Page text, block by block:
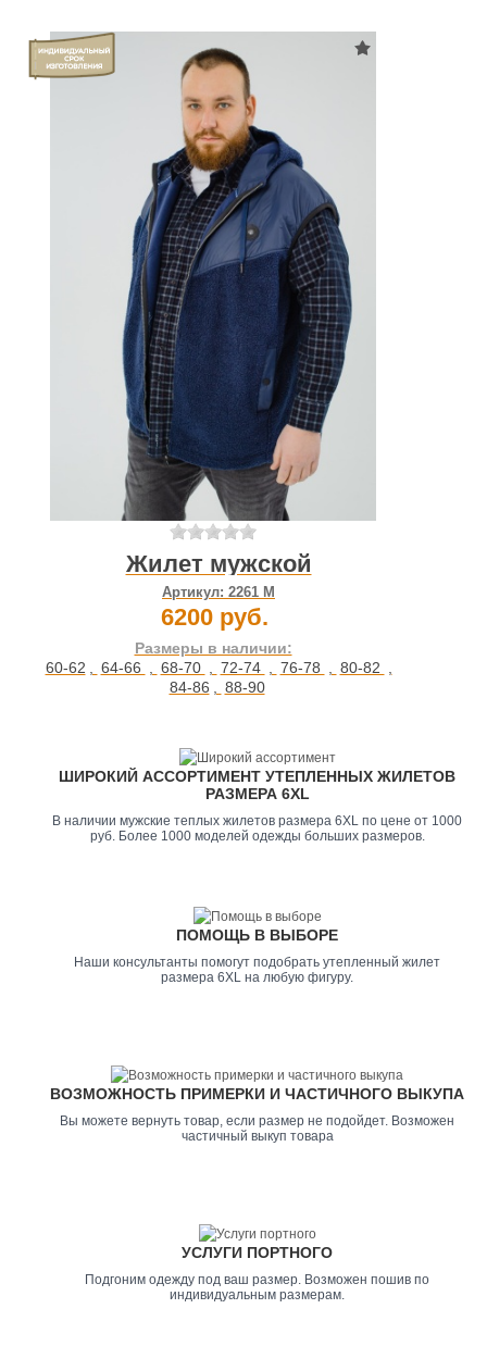
Жилет мужской
Артикул: 2261 М
6200 руб.
Размеры в наличии:
60-62 , 64-66 , 68-70 , 72-74 , 76-78 , 80-82 ,
84-86 , 88-90
ШИРОКИЙ АССОРТИМЕНТ УТЕПЛЕННЫХ ЖИЛЕТОВ
РАЗМЕРА 6XL
В наличии мужские теплых жилетов размера 6XL по цене от 1000
руб. Более 1000 моделей одежды больших размеров.
ПОМОЩЬ В ВЫБОРЕ
Наши консультанты помогут подобрать утепленный жилет
размера 6XL на любую фигуру.
ВОЗМОЖНОСТЬ ПРИМЕРКИ И ЧАСТИЧНОГО ВЫКУПА
Вы можете вернуть товар, если размер не подойдет. Возможен
частичный выкуп товара
УСЛУГИ ПОРТНОГО
Подгоним одежду под ваш размер. Возможен пошив по
индивидуальным размерам.